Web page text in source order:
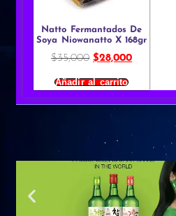
Natto Fermantados De
Soya Niowanatto X 168gr
$35,000 $28,000
Añadir al carrito